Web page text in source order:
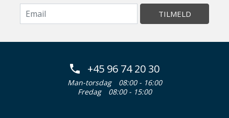
TILMELD
+45 96 74 20 30
Man-torsdag
08:00 - 16:00
Fredag
08:00 - 15:00